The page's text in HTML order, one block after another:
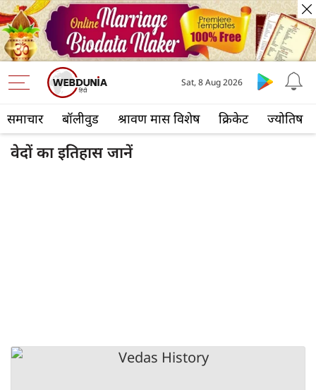
समाचार बॉलीवुड श्रावण मास विशेष क्रिकेट ज्योतिष
Sat, 8 Aug 2026
वेदों का इतिहास जानें